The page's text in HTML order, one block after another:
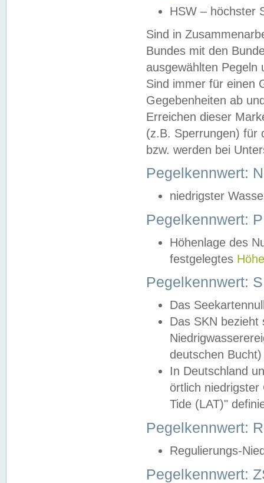
HSW – höchster
Sind in
Bundes mit den
ausgewählten
Sind immer für einen
Gegebenheiten ab
Erreichen dieser
(z.B. Sperrungen) für
bzw. werden bei
Pegelkennwert:
niedrigster
Pegelkennwert:
Höhenlage des
festgelegtes
Pegelkennwert:
Das
Das SKN
deutschen
In Deutschland
örtlich
Tide (LAT)"
Pegelkennwert:
Regulierungs-
Pegelkennwert: